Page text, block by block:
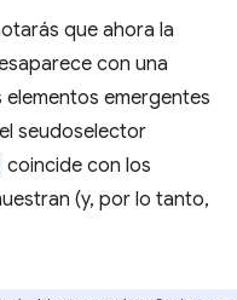
que ahora la
con una
emergentes
seudoselector
coincide con los
(y, por lo tanto,